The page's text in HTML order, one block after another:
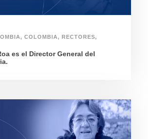
, COLOMBIA, RECTORES,
es el Director General del